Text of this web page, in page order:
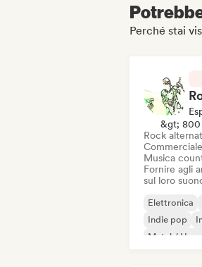
Perché stai
&gt; 800
Rock
Musica
Fornire agli
sul loro
Elettronica
Indie pop
Metal /